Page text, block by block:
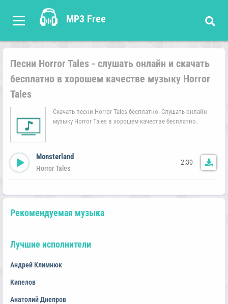
MP3 Free
Песни Horror Tales - слушать онлайн и скачать
бесплатно в хорошем качестве музыку Horror
Tales
Скачать песни Horror Tales бесплатно. Слушать онлайн
музыку Horror Tales в хорошем качестве бесплатно.
Monsterland
Horror Tales
2:30
Рекомендуемая музыка
Лучшие исполнители
Андрей Климнюк
Кипелов
Анатолий Днепров